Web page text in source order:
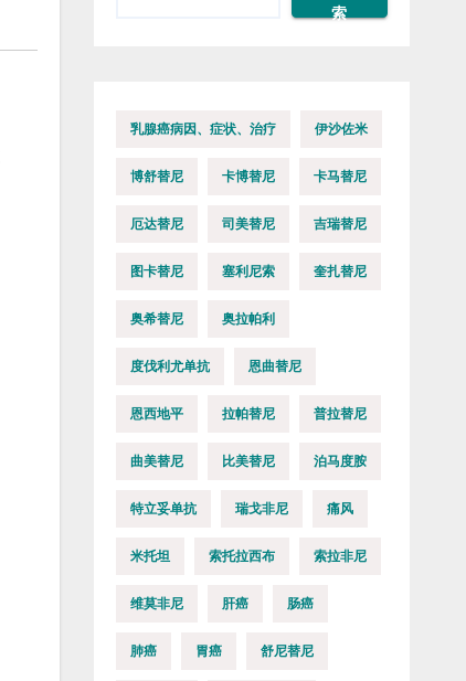
索
乳腺癌病因、症状、治疗 伊沙佐米
博舒替尼 卡博替尼 卡马替尼
厄达替尼 司美替尼 吉瑞替尼
图卡替尼 塞利尼索 奎扎替尼
奥希替尼 奥拉帕利
度伐利尤单抗 恩曲替尼
恩西地平 拉帕替尼 普拉替尼
曲美替尼 比美替尼 泊马度胺
特立妥单抗 瑞戈非尼 痛风
米托坦 索托拉西布 索拉非尼
维莫非尼 肝癌 肠癌
肺癌 胃癌 舒尼替尼